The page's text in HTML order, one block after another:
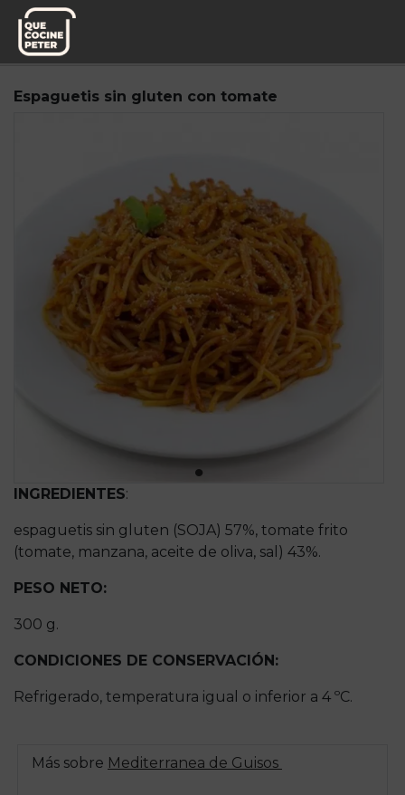
Pedido semanal
Espaguetis sin gluten con tomate
INGREDIENTES:
espaguetis sin gluten (SOJA) 57%, tomate frito
(tomate, manzana, aceite de oliva, sal) 43%.
PESO NETO:
300 g.
CONDICIONES DE CONSERVACIÓN:
Refrigerado, temperatura igual o inferior a 4 ºC.
Más sobre Mediterranea de Guisos